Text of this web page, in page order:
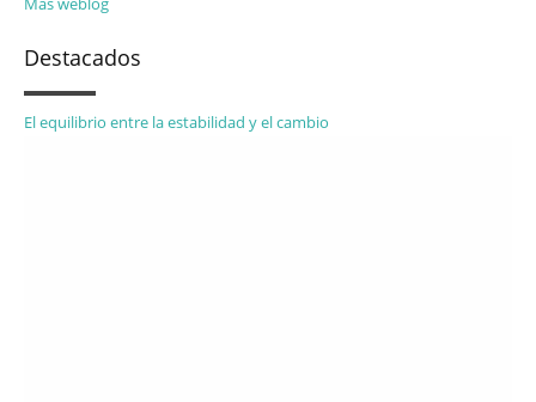
Destacados
El equilibrio entre la estabilidad y el cambio